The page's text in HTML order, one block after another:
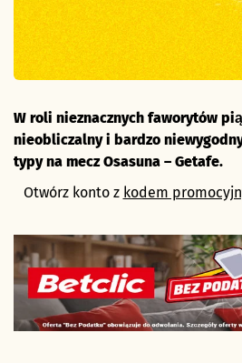
W roli nieznacznych faworytów
nieobliczalny i bardzo
typy na mecz Osasuna – Getafe.
Otwórz konto z kodem